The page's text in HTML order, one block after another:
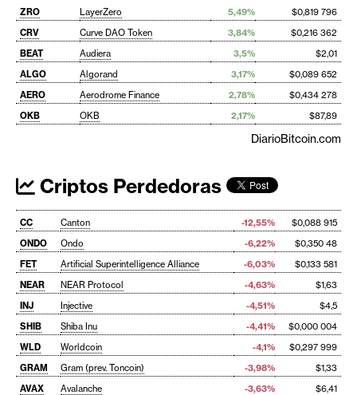
ZRO
LayerZero 5,49%
$0,819 796
CRV
Curve DAO Token 3,84%
$0,216 362
BEAT
Audiera 3,5%
$2,01
ALGO
Algorand 3,17%
$0,089 652
AERO
Aerodrome Finance 2,78%
$0,434 278
OKB
OKB 2,17% $87,89
DiarioBitcoin.com
Criptos Perdedoras
CC Canton -12,55%
$0,088 915
ONDO
Ondo -6,22%
$0,350 48
FET
Artificial Superintelligence Alliance -6,03%
$0,133 581
NEAR
NEAR Protocol -4,63%
$1,63
INJ
Injective -4,51%
$4,5
SHIB
Shiba Inu -4,41%
$0,000 004
WLD
Worldcoin -4,1%
$0,297 999
GRAM
Gram (prev. Toncoin) -3,98%
$1,33
AVAX
Avalanche -3,63%
$6,41